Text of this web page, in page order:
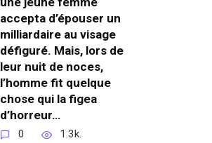
accepta d’épouser un
milliardaire au visage
défiguré. Mais, lors de
leur nuit de noces,
l’homme fit quelque
chose qui la figea
d’horreur…
0 1.3k.